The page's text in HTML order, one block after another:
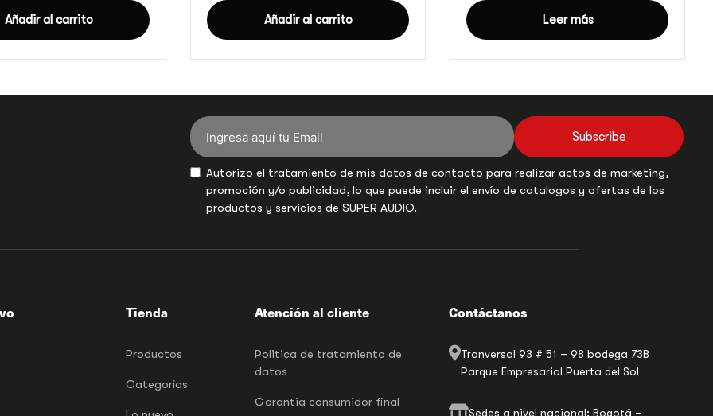
Añadir al carrito Añadir al carrito Leer más
Subscribe
Autorizo el tratamiento de mis datos de contacto para realizar actos de marketing,
promoción y/o publicidad, lo que puede incluir el envío de catalogos y ofertas de los
productos y servicios de SUPER AUDIO.
Tienda
Productos
Categorías
Atención al cliente
Politica de tratamiento de
datos
Garantia consumidor final
Contáctanos
Tranversal 93 # 51 – 98 bodega 73B
Parque Empresarial Puerta del Sol
Sedes a nivel nacional: Bogotá –